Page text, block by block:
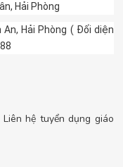
Hải Phòng
An, Hải Phòng ( Đối diện
Liên hệ tuyển dụng giáo